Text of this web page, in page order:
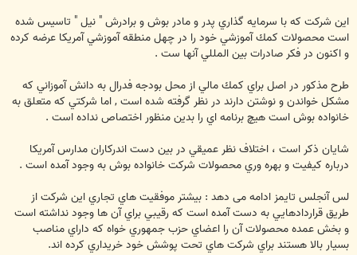
اين شركت كه با سرمايه گذاري پدر و مادر بوش و برادرش " نيل " تاسيس شده
است محصولات كمك آموزشي خود را در چهل منطقه آموزشي آمريكا عرضه كرده
و اكنون در فكر صادرات بين المللي آنها ست .
طرح مذكور در اصل براي كمك مالي از محل بودجه فدرال به دانش آموزاني كه
مشكل خواندن و نوشتن دارند در نظر گرفته شده است , اما شركتي كه متعلق به
خانواده بوش است هيچ برنامه اي را بدین منظور اختصاص نداده است .
شایان ذکر است ، اختلاف نظر عميقي در بين دست اندركاران مدارس آمريكا
درباره كيفيت و بهره وري محصولات شركت خانواده بوش به وجود آمده است .
لس آنجلس تايمز ادامه می دهد : بيشتر موفقيت هاي تجاري اين شركت از
طريق قراردادهايي به دست آمده است كه رقيبي براي آن ها وجود نداشته است
و بخش عمده محصولات آن را اعضاي حزب جمهوري خواه كه داراي مناصب
بسيار بالا هستند براي شركت هاي تحت پوشش خود خريداري كرده اند.